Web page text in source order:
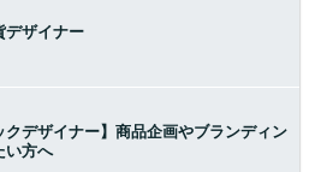
デザイナー
クデザイナー】商品企画やブランディン
い方へ